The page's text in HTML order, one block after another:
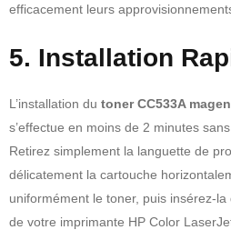
efficacement leurs
5. Installation
L’installation du toner CC533A
s’effectue en moins de 2 minutes
Retirez simplement la languette de
délicatement la cartouche
uniformément le toner, puis insérez-
de votre imprimante HP Color